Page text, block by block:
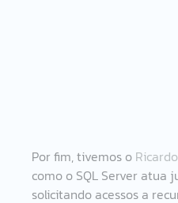
Por fim, tivemos o
como o SQL Server atua
solicitando acessos a